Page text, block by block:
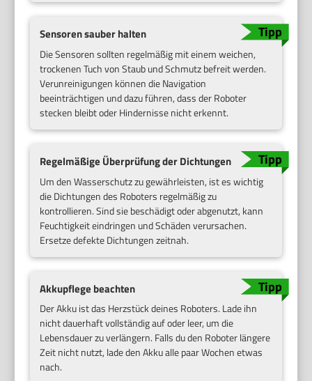
Sensoren sauber halten
Die Sensoren sollten regelmäßig mit einem weichen,
trockenen Tuch von Staub und Schmutz befreit werden.
Verunreinigungen können die Navigation
beeinträchtigen und dazu führen, dass der Roboter
stecken bleibt oder Hindernisse nicht erkennt.
Regelmäßige Überprüfung der Dichtungen
Um den Wasserschutz zu gewährleisten, ist es wichtig
die Dichtungen des Roboters regelmäßig zu
kontrollieren. Sind sie beschädigt oder abgenutzt, kann
Feuchtigkeit eindringen und Schäden verursachen.
Ersetze defekte Dichtungen zeitnah.
Akkupflege beachten
Der Akku ist das Herzstück deines Roboters. Lade ihn
nicht dauerhaft vollständig auf oder leer, um die
Lebensdauer zu verlängern. Falls du den Roboter längere
Zeit nicht nutzt, lade den Akku alle paar Wochen etwas
nach.